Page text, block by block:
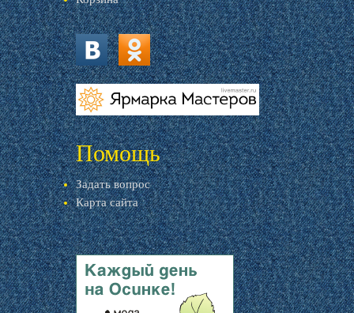
vk.com ok.ru
livemaster.ru
Помощь
Задать вопрос
Карта сайта